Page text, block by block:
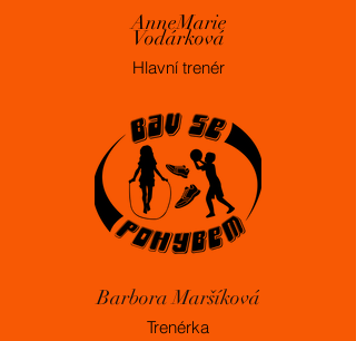
AnneMarie
Vodárková
Hlavní trenér
Barbora Maršíková
Trenérka